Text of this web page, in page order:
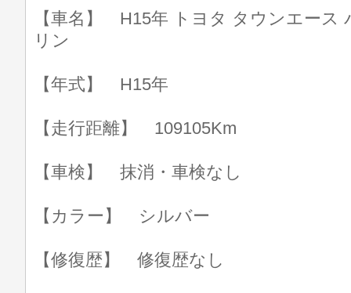
【車名】 H15年 トヨタ タウンエース
リン
【年式】 H15年
【走行距離】 109105Km
【車検】 抹消・車検なし
【カラー】 シルバー
【修復歴】 修復歴なし